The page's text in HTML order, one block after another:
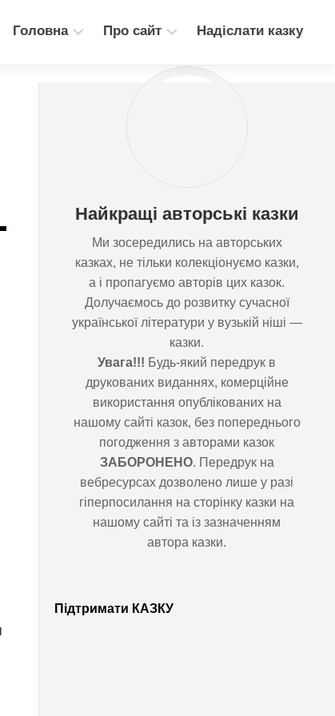
Головна
Збірка
Про сайт Надіслати казку
Найкращі авторські казки
Ми зосередились на авторських
казках, не тільки колекціонуємо
казки, а і пропагуємо авторів цих
казок. Долучаємось до розвитку
сучасної української літератури у
вузькій ніші — казки.
Увага!!!Будь-який передрук в
друкованих виданнях, комерційне
використання опублікованих на
нашому сайті казок, без
попереднього погодження з авторами
казокЗАБОРОНЕНО. Передрук на
вебресурсах дозволено лише у разі
гіперпосилання на сторінку казки на
нашому сайті та із зазначенням автора
казки.
Підтримати КАЗКУ